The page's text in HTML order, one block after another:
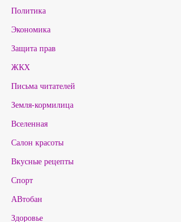
Политика
Экономика
Защита прав
ЖКХ
Письма читателей
Земля-кормилица
Вселенная
Салон красоты
Вкусные рецепты
Спорт
АВтобан
Здоровье